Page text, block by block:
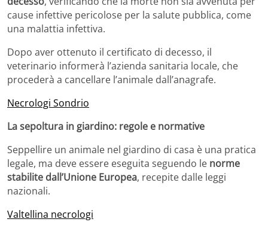
cause infettive pericolose per la salute pubblica, come
una malattia infettiva.
Dopo aver ottenuto il certificato di decesso, il
veterinario informerà l’azienda sanitaria locale, che
procederà a cancellare l’animale dall’anagrafe.
Necrologi Sondrio
La sepoltura in giardino: regole e normative
Seppellire un animale nel giardino di casa è una pratica
legale, ma deve essere eseguita seguendo le norme
stabilite dall’Unione Europea, recepite dalle leggi
nazionali.
Valtellina necrologi